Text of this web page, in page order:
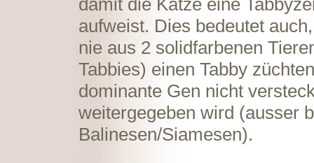
damit die Katze eine
aufweist. Dies bedeutet
nie aus 2 solidfarbenen
Tabbies) einen Tabby
dominante Gen nicht
weitergegeben wird (ausser
Balinesen/Siamesen).